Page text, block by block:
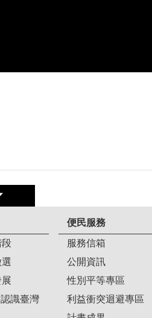
段
識臺灣
便民服務
服務信箱
公開資訊
性別平等專區
利益衝突迴避專區